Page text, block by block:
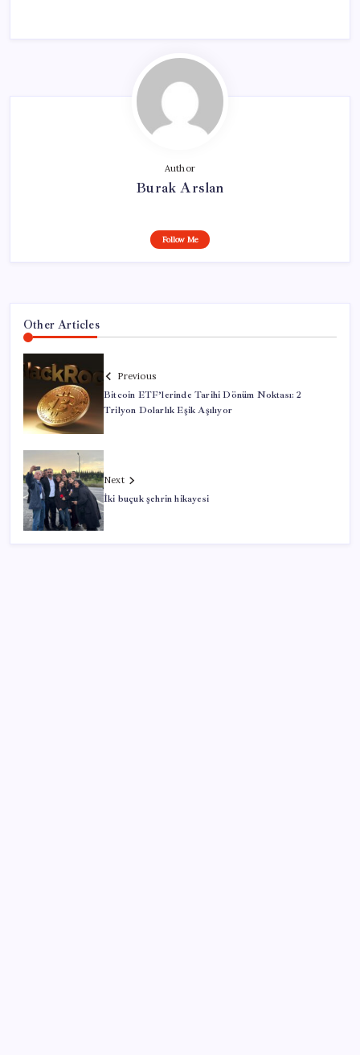
Author
Burak Arslan
Follow Me
Other Articles
Previous
Bitcoin ETF’lerinde Tarihi Dönüm Noktası: 2
Trilyon Dolarlık Eşik Aşılıyor
Next
İki buçuk şehrin hikayesi